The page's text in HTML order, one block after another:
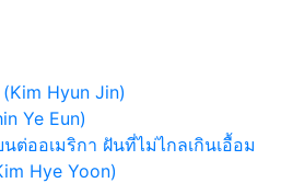
Hyun Jin)
Ye Eun)
นต่ออเมริกา ฝันที่ไม่ไกลเกินเอื้อม
Hye Yoon)